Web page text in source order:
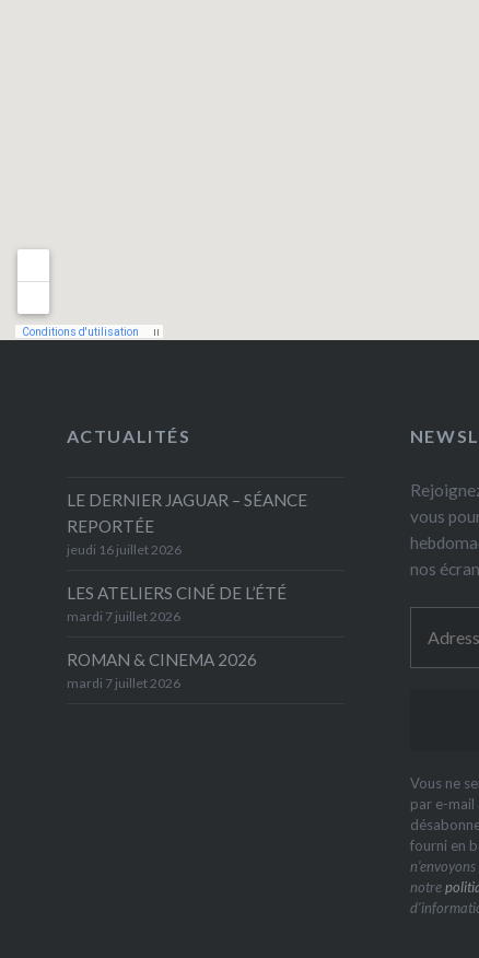
ACTUALITÉS
LE DERNIER JAGUAR – SÉANCE
REPORTÉE
jeudi 16 juillet 2026
LES ATELIERS CINÉ DE L’ÉTÉ
mardi 7 juillet 2026
ROMAN & CINEMA 2026
mardi 7 juillet 2026
vous
nos
Vous ne
par e-mail
fourni en
notre